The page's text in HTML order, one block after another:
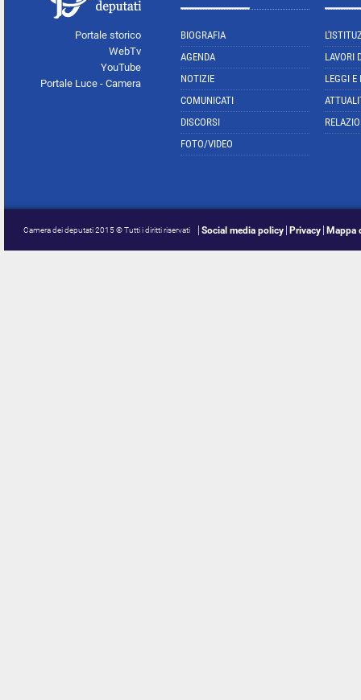
Portale storico
WebTv
YouTube
Portale Luce - Camera
BIOGRAFIA
AGENDA
NOTIZIE
COMUNICATI
DISCORSI
FOTO/VIDEO
LAVORI
LEGGI E
Camera dei deputati 2015 © Tutti i diritti riservati Social media policy Privacy Mappa